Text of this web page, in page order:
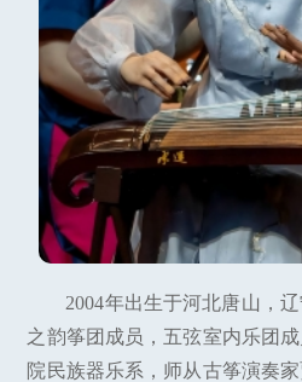
2004年出生于河北唐山，
之韵筝团成员，五弦室内乐团
院民族器乐系，师从古筝演奏